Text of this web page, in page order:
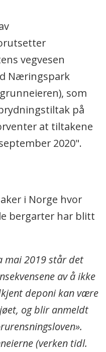
til sur
av tungmetaller,
fare for
kan slik
ut det
gjør
nå anses
2006 har
fulgt opp
det gjelder
og avfall.
fra
datert
vegvesen
Næringspark
som
på
at tiltakene
2020".
i Norge hvor
bergarter har blitt
mai 2019 står det
av å ikke
deponi kan være
og blir anmeldt
(verken tidl.